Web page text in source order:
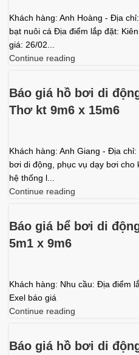
Khách hàng: Anh Hoàng - Địa
bạt nuôi cá Địa điểm lắp đặt:
giá: 26/02...
Continue reading
Báo giá hồ bơi di
Thơ kt 9m6 x 15m6
Khách hàng: Anh Giang - Địa
bơi di động, phục vụ dạy bơi cho
hệ thống l...
Continue reading
Báo giá bể bơi di
5m1 x 9m6
Khách hàng: Nhu cầu: Địa điểm
Exel báo giá
Continue reading
Báo giá hồ bơi di